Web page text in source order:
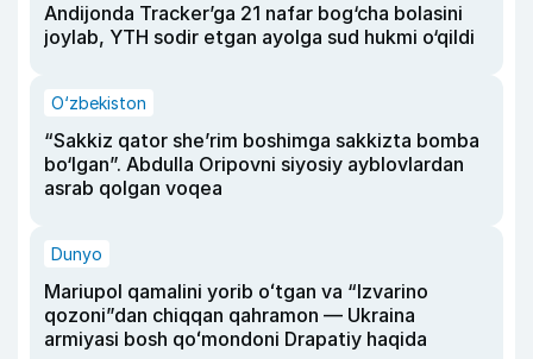
Andijonda Tracker’ga 21 nafar bog‘cha bolasini
joylab, YTH sodir etgan ayolga sud hukmi o‘qildi
O‘zbekiston
“Sakkiz qator she’rim boshimga sakkizta bomba
bo‘lgan”. Abdulla Oripovni siyosiy ayblovlardan
asrab qolgan voqea
Dunyo
Mariupol qamalini yorib oʻtgan va “Izvarino
qozoni”dan chiqqan qahramon — Ukraina
armiyasi bosh qoʻmondoni Drapatiy haqida